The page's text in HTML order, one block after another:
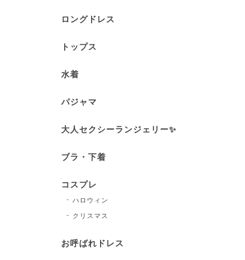
ロングドレス
トップス
水着
パジャマ
大人セクシーランジェリー✨
ブラ・下着
コスプレ
ハロウィン
クリスマス
お呼ばれドレス